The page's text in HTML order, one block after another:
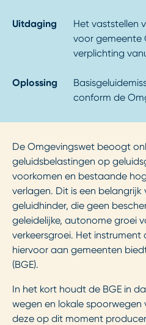
Uitdaging
Het vaststellen
voor gemeente
verplichting
Oplossing
conform de
De Omgevingswet beoogt
geluidsbelastingen op
voorkomen en bestaande
verlagen. Dit is een belangrijk
geluidhinder, die geen
geleidelijke, autonome groei
verkeersgroei. Het
hiervoor aan gemeenten
(BGE).
In het kort houdt de BGE in
wegen en lokale
deze op dit moment